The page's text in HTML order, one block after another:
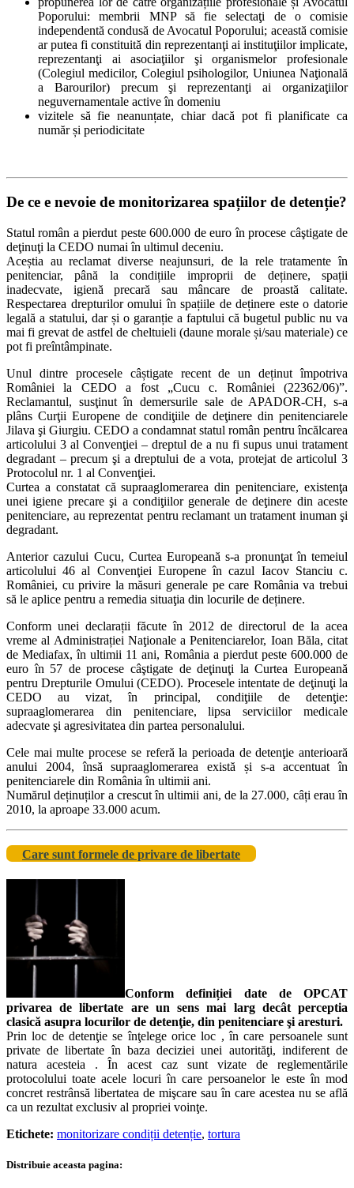
Poporului: membrii MNP să fie selectaţi de o comisie
independentă condusă de Avocatul Poporului; această comisie
ar putea fi constituită din reprezentanţi ai instituţiilor implicate,
reprezentanţi ai asociaţiilor şi organismelor profesionale
(Colegiul medicilor, Colegiul psihologilor, Uniunea Naţională
a Barourilor) precum şi reprezentanţi ai organizaţiilor
neguvernamentale active în domeniu
vizitele să fie neanunțate, chiar dacă pot fi planificate ca
număr și periodicitate
De ce e nevoie de monitorizarea spațiilor de detenție?
Statul român a pierdut peste 600.000 de euro în procese câştigate de
deţinuţi la CEDO numai în ultimul deceniu.
Aceștia au reclamat diverse neajunsuri, de la rele tratamente în
penitenciar, până la condițiile improprii de deținere, spații
inadecvate, igienă precară sau mâncare de proastă calitate.
Respectarea drepturilor omului în spațiile de deținere este o datorie
legală a statului, dar și o garanție a faptului că bugetul public nu va
mai fi grevat de astfel de cheltuieli (daune morale și/sau materiale) ce
pot fi preîntâmpinate.
Unul dintre procesele câștigate recent de un deținut împotriva
României la CEDO a fost „Cucu c. României (22362/06)”.
Reclamantul, susţinut în demersurile sale de APADOR-CH, s-a
plâns Curţii Europene de condiţiile de deţinere din penitenciarele
Jilava şi Giurgiu. CEDO a condamnat statul român pentru încălcarea
articolului 3 al Convenţiei – dreptul de a nu fi supus unui tratament
degradant – precum şi a dreptului de a vota, protejat de articolul 3
Protocolul nr. 1 al Convenţiei.
Curtea a constatat că supraaglomerarea din penitenciare, existenţa
unei igiene precare şi a condiţiilor generale de deţinere din aceste
penitenciare, au reprezentat pentru reclamant un tratament inuman şi
degradant.
Anterior cazului Cucu, Curtea Europeană s-a pronunţat în temeiul
articolului 46 al Convenţiei Europene în cazul Iacov Stanciu c.
României, cu privire la măsuri generale pe care România va trebui
să le aplice pentru a remedia situaţia din locurile de deținere.
Conform unei declarații făcute în 2012 de directorul de la acea
vreme al Administrației Naţionale a Penitenciarelor, Ioan Băla, citat
de Mediafax, în ultimii 11 ani, România a pierdut peste 600.000 de
euro în 57 de procese câştigate de deţinuţi la Curtea Europeană
pentru Drepturile Omului (CEDO). Procesele intentate de deţinuţi la
CEDO au vizat, în principal, condiţiile de detenţie:
supraaglomerarea din penitenciare, lipsa serviciilor medicale
adecvate şi agresivitatea din partea personalului.
Cele mai multe procese se referă la perioada de detenţie anterioară
anului 2004, însă supraaglomerarea există și s-a accentuat în
penitenciarele din România în ultimii ani.
Numărul deținuților a crescut în ultimii ani, de la 27.000, câți erau în
2010, la aproape 33.000 acum.
Care sunt formele de privare de libertate
Conform definiției date de OPCAT
privarea de libertate are un sens mai larg decât perceptia
clasică asupra locurilor de detenţie, din penitenciare şi aresturi.
Prin loc de detenţie se înţelege orice loc , în care persoanele sunt
private de libertate în baza deciziei unei autorităţi, indiferent de
natura acesteia . În acest caz sunt vizate de reglementările
protocolului toate acele locuri în care persoanelor le este în mod
concret restrânsă libertatea de mişcare sau în care acestea nu se află
ca un rezultat exclusiv al propriei voinţe.
Etichete: monitorizare condiții detenție, tortura
Distribuie aceasta pagina: